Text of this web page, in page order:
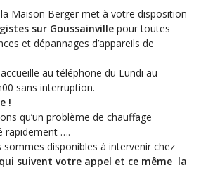
Maison Berger met à votre disposition
sur Goussainville pour toutes
et dépannages d’appareils de
au téléphone du Lundi au
sans interruption.
!
qu’un problème de chauffage
rapidement ….
sommes disponibles à intervenir chez
suivent votre appel et ce même la